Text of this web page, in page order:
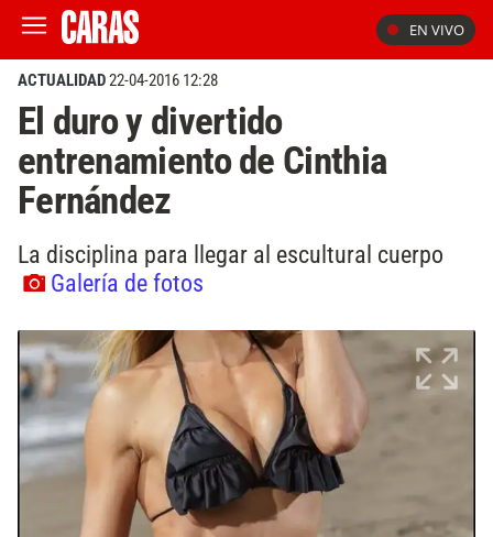
EN VIVO
ACTUALIDAD22-04-2016 12:28
El duro y divertido
entrenamiento de Cinthia
Fernández
La disciplina para llegar al escultural cuerpo
Galería de fotos